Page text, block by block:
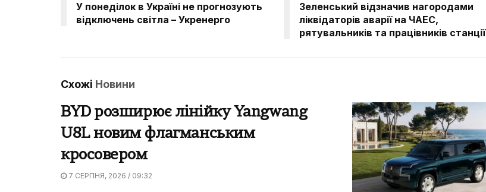
У понеділок в Україні не прогнозують
відключень світла – Укренерго
Зеленський відзначив нагородами
ліквідаторів аварії на ЧАЕС,
рятувальників та працівників станції
Схожі Новини
BYD розширює лінійку Yangwang
U8L новим флагманським
кросовером
7 СЕРПНЯ, 2026 / 09:32